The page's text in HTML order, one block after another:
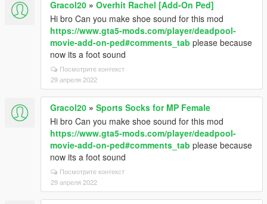
Gracol20 » Overhit Rachel [Add-On Ped]
Hi bro Can you make shoe sound for this mod
https://www.gta5-mods.com/player/deadpool-
movie-add-on-ped#comments_tab please because
now its a foot sound
Посмотрите контекст
29 апреля 2022
Gracol20 » Sports Socks for MP Female
Hi bro Can you make shoe sound for this mod
https://www.gta5-mods.com/player/deadpool-
movie-add-on-ped#comments_tab please because
now its a foot sound
Посмотрите контекст
29 апреля 2022